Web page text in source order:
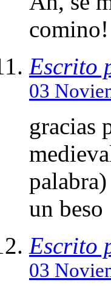
Escrito
03
gracias
un beso
Escrito
03